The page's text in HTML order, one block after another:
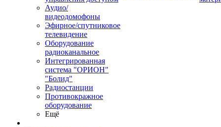
Аудио/
видеодомофоны
Эфирное/спутниковое
телевидение
Оборудование
радиоканальное
Интегрированная
система "ОРИОН"
"Болид"
Радиостанции
Противокражное
оборудование
Ещё